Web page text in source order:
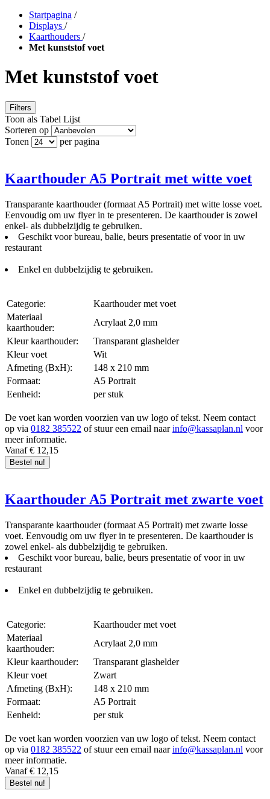
Startpagina /
Displays /
Kaarthouders /
Met kunststof voet
Met kunststof voet
Filters
Toon als Tabel Lijst
Sorteren op
Tonen
per pagina
Kaarthouder A5 Portrait met witte voet
Transparante kaarthouder (formaat A5 Portrait) met witte losse voet.
Eenvoudig om uw flyer in te presenteren. De kaarthouder is zowel
enkel- als dubbelzijdig te gebruiken.
Geschikt voor bureau, balie, beurs presentatie of voor in uw
restaurant
Enkel en dubbelzijdig te gebruiken.
Categorie:
Kaarthouder met voet
Materiaal
kaarthouder:
Acrylaat 2,0 mm
Kleur kaarthouder:
Transparant glashelder
Kleur voet
Wit
Afmeting (BxH):
148 x 210 mm
Formaat:
A5 Portrait
Eenheid:
per stuk
De voet kan worden voorzien van uw logo of tekst. Neem contact
op via 0182 385522 of stuur een email naarinfo@kassaplan.nl voor
meer informatie.
Vanaf € 12,15
Bestel nu!
Kaarthouder A5 Portrait met zwarte voet
Transparante kaarthouder (formaat A5 Portrait) met zwarte losse
voet. Eenvoudig om uw flyer in te presenteren. De kaarthouder is
zowel enkel- als dubbelzijdig te gebruiken.
Geschikt voor bureau, balie, beurs presentatie of voor in uw
restaurant
Enkel en dubbelzijdig te gebruiken.
Categorie:
Kaarthouder met voet
Materiaal
kaarthouder:
Acrylaat 2,0 mm
Kleur kaarthouder:
Transparant glashelder
Kleur voet
Zwart
Afmeting (BxH):
148 x 210 mm
Formaat:
A5 Portrait
Eenheid:
per stuk
De voet kan worden voorzien van uw logo of tekst. Neem contact
op via 0182 385522 of stuur een email naarinfo@kassaplan.nl voor
meer informatie.
Vanaf € 12,15
Bestel nu!